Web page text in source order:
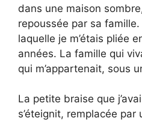
dans une maison
repoussée par sa
laquelle je m’étais pliée
années. La famille qui
qui m’appartenait, sous
La petite braise que
s’éteignit, remplacée par